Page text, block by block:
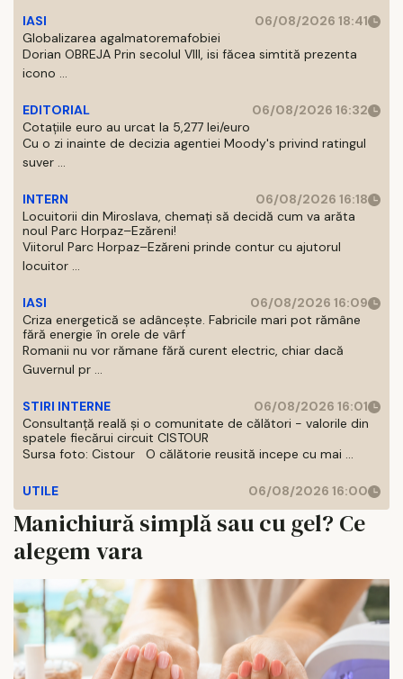
IASI
06/08/2026 18:41
Globalizarea agalmatoremafobiei
Dorian OBREJA Prin secolul VIII, isi făcea simtită prezenta
icono ...
EDITORIAL
06/08/2026 16:32
Cotațiile euro au urcat la 5,277 lei/euro
Cu o zi inainte de decizia agentiei Moody's privind ratingul
suver ...
INTERN
06/08/2026 16:18
Locuitorii din Miroslava, chemați să decidă cum va arăta
noul Parc Horpaz–Ezăreni!
Viitorul Parc Horpaz–Ezăreni prinde contur cu ajutorul
locuitor ...
IASI
06/08/2026 16:09
Criza energetică se adâncește. Fabricile mari pot rămâne
fără energie în orele de vârf
Romanii nu vor rămane fără curent electric, chiar dacă
Guvernul pr ...
STIRI INTERNE
06/08/2026 16:01
Consultanță reală și o comunitate de călători - valorile din
spatele fiecărui circuit CISTOUR
Sursa foto: Cistour O călătorie reusită incepe cu mai ...
UTILE 06/08/2026 16:00
Manichiură simplă sau cu gel? Ce
alegem vara